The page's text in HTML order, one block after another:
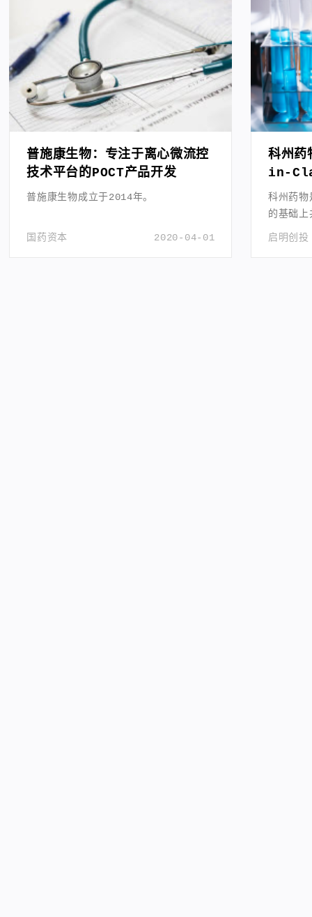
普施康生物：专注于离心微流控
技术平台的POCT产品开发
普施康生物成立于2014年。
2020-04-01
国药资本
科州
in-
科州药物
的基础
于小分
启明创投